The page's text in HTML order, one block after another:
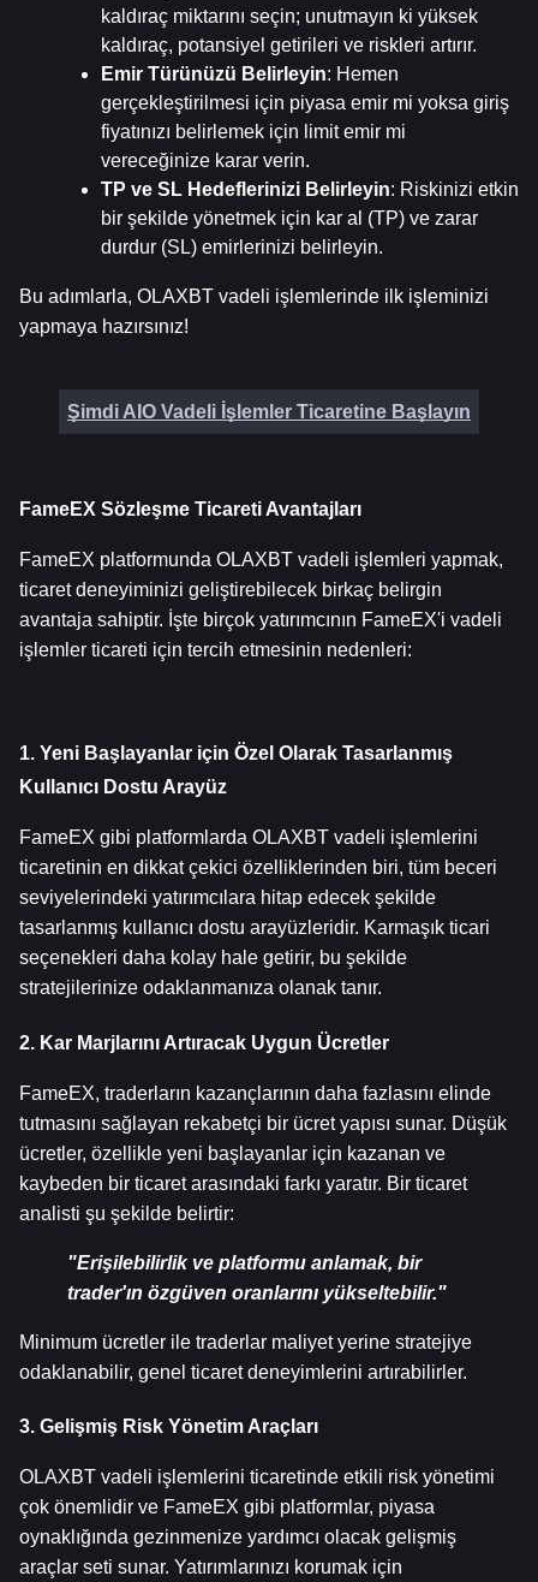
kaldıraç miktarını seçin; unutmayın ki yüksek
kaldıraç, potansiyel getirileri ve riskleri artırır.
Emir Türünüzü Belirleyin: Hemen
gerçekleştirilmesi için piyasa emir mi yoksa giriş
fiyatınızı belirlemek için limit emir mi
vereceğinize karar verin.
TP ve SL Hedeflerinizi Belirleyin: Riskinizi etkin
bir şekilde yönetmek için kar al (TP) ve zarar
durdur (SL) emirlerinizi belirleyin.
Bu adımlarla, OLAXBT vadeli işlemlerinde ilk işleminizi
yapmaya hazırsınız!
Şimdi AIO Vadeli İşlemler Ticaretine Başlayın
FameEX Sözleşme Ticareti Avantajları
FameEX platformunda OLAXBT vadeli işlemleri yapmak,
ticaret deneyiminizi geliştirebilecek birkaç belirgin
avantaja sahiptir. İşte birçok yatırımcının FameEX'i vadeli
işlemler ticareti için tercih etmesinin nedenleri:
1. Yeni Başlayanlar için Özel Olarak Tasarlanmış
Kullanıcı Dostu Arayüz
FameEX gibi platformlarda OLAXBT vadeli işlemlerini
ticaretinin en dikkat çekici özelliklerinden biri, tüm beceri
seviyelerindeki yatırımcılara hitap edecek şekilde
tasarlanmış kullanıcı dostu arayüzleridir. Karmaşık ticari
seçenekleri daha kolay hale getirir, bu şekilde
stratejilerinize odaklanmanıza olanak tanır.
2. Kar Marjlarını Artıracak Uygun Ücretler
FameEX, traderların kazançlarının daha fazlasını elinde
tutmasını sağlayan rekabetçi bir ücret yapısı sunar. Düşük
ücretler, özellikle yeni başlayanlar için kazanan ve
kaybeden bir ticaret arasındaki farkı yaratır. Bir ticaret
analisti şu şekilde belirtir:
"Erişilebilirlik ve platformu anlamak, bir
trader'ın özgüven oranlarını yükseltebilir."
Minimum ücretler ile traderlar maliyet yerine stratejiye
odaklanabilir, genel ticaret deneyimlerini artırabilirler.
3. Gelişmiş Risk Yönetim Araçları
OLAXBT vadeli işlemlerini ticaretinde etkili risk yönetimi
çok önemlidir ve FameEX gibi platformlar, piyasa
oynaklığında gezinmenize yardımcı olacak gelişmiş
araçlar seti sunar. Yatırımlarınızı korumak için